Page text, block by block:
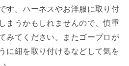
す。ハーネスやお洋服に取り付
まうかもしれませんので、慎重
みてください。またゴープロが
に紐を取り付けるなどして気を